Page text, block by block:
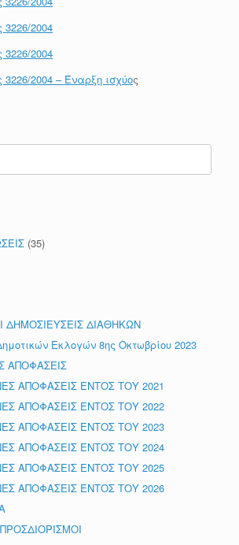
2004
2004
2004 – Έναρξη ισχύος
(35)
ΔΗΜΟΣΙΕΥΣΕΙΣ ΔΙΑΘΗΚΩΝ
Εκλογών 8ης Οκτωβρίου 2023
ΑΠΟΦΑΣΕΙΣ
ΑΠΟΦΑΣΕΙΣ ΕΝΤΟΣ ΤΟΥ 2021
ΑΠΟΦΑΣΕΙΣ ΕΝΤΟΣ ΤΟΥ 2022
ΑΠΟΦΑΣΕΙΣ ΕΝΤΟΣ ΤΟΥ 2023
ΑΠΟΦΑΣΕΙΣ ΕΝΤΟΣ ΤΟΥ 2024
ΑΠΟΦΑΣΕΙΣ ΕΝΤΟΣ ΤΟΥ 2025
ΑΠΟΦΑΣΕΙΣ ΕΝΤΟΣ ΤΟΥ 2026